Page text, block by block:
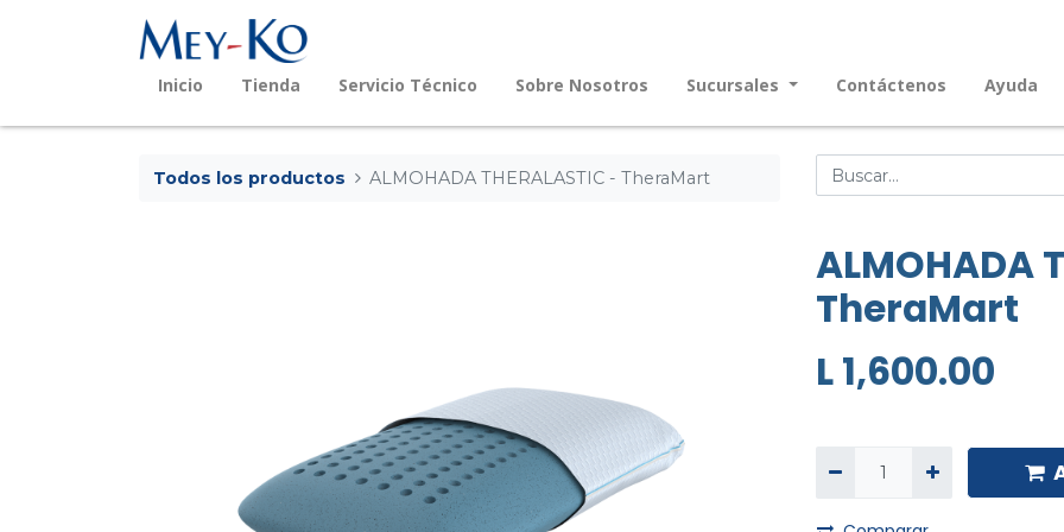
Inicio Tienda Servicio Técnico Sobre Nosotros Sucursales Contáctenos Ayuda
Todos los productos ALMOHADA THERALASTIC - TheraMart
ALMOHADA
TheraMart
L1,600.00